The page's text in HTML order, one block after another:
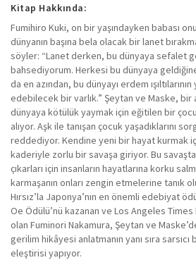
Kitap Hakkında:
Fumihiro Kuki, on bir yaşındayken babası
dünyanın başına bela olacak bir lanet
söyler: “Lanet derken, bu dünyaya sefalet
bahsediyorum. Herkesi bu dünyaya
da en azından, bu dünyayı erdem
edebilecek bir varlık.” Şeytan ve Maske,
dünyaya kötülük yaymak için eğitilen bir
alıyor. Aşk ile tanışan çocuk yaşadıklarını
reddediyor. Kendine yeni bir hayat kurmak
kaderiyle zorlu bir savaşa giriyor. Bu
çıkarları için insanların hayatlarına korku
karmaşanın onları zengin etmelerine tanık
Hırsız’la Japonya’nın en önemli edebiyat
Oe Ödülü’nü kazanan ve Los Angeles
olan Fuminori Nakamura, Şeytan ve
gerilim hikâyesi anlatmanın yanı sıra
eleştirisi yapıyor.